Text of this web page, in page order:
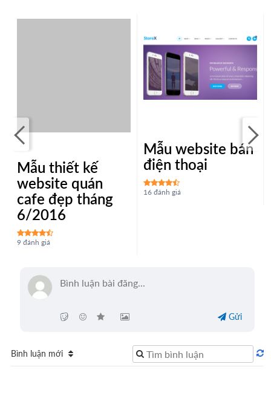
Mẫu thiết kế
website quán
cafe đẹp tháng
6/2016
9 đánh giá
Mẫu website bán
điện thoại
16 đánh giá
Gửi
Bình luận mới